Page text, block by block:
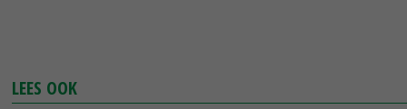
LEES OOK